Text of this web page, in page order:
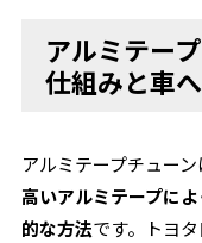
アルミテー
仕組みと車
アルミテープチュー
高いアルミテープに
的な方法です。トヨ